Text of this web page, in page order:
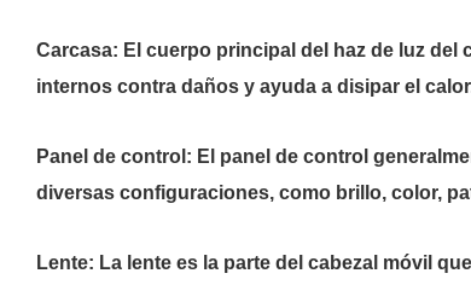
Carcasa: El cuerpo principal del haz de luz
internos contra daños y ayuda a disipar el
Panel de control: El panel de control
diversas configuraciones, como brillo, color,
Lente: La lente es la parte del cabezal móvil